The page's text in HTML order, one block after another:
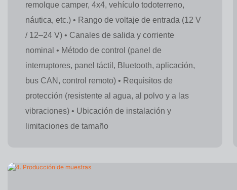
remolque camper, 4x4, vehículo todoterreno,
náutica, etc.) • Rango de voltaje de entrada (12 V
/ 12–24 V) • Canales de salida y corriente
nominal • Método de control (panel de
interruptores, panel táctil, Bluetooth, aplicación,
bus CAN, control remoto) • Requisitos de
protección (resistente al agua, al polvo y a las
vibraciones) • Ubicación de instalación y
limitaciones de tamaño